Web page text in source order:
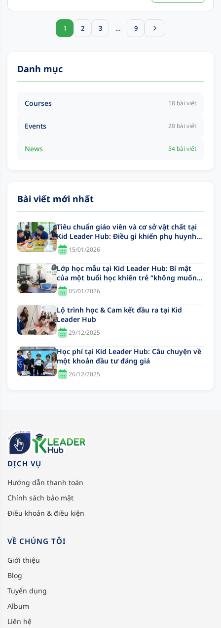
1 2 3 … 9
Danh mục
Courses 18 bài viết
Events 20 bài viết
News 54 bài viết
Bài viết mới nhất
Tiêu chuẩn giáo viên và cơ sở vật chất tại
Kid Leader Hub: Điều gì khiến phụ huynh
yên tâm?
15/01/2026
Lớp học mẫu tại Kid Leader Hub: Bí mật
của một buổi học khiến trẻ “không muốn
về”05/01/2026
Lộ trình học & Cam kết đầu ra tại Kid
Leader Hub
29/12/2025
Học phí tại Kid Leader Hub: Câu chuyện về
một khoản đầu tư đáng giá
26/12/2025
DỊCH VỤ
Hướng dẫn thanh toán
Chính sách bảo mật
Điều khoản & điều kiện
VỀ CHÚNG TÔI
Giới thiệu
Blog
Tuyển dụng
Album
Liên hệ